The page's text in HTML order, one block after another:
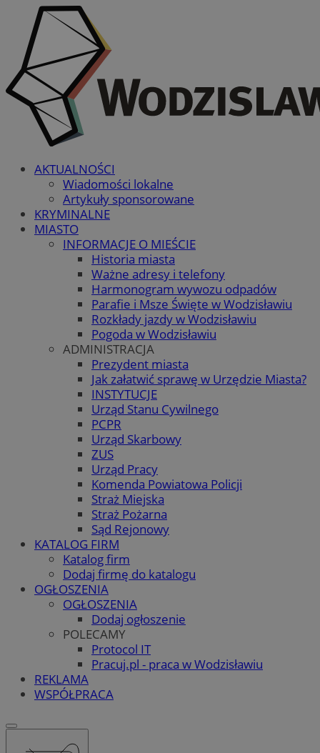
AKTUALNOŚCI
Wiadomości lokalne
Artykuły sponsorowane
KRYMINALNE
MIASTO
INFORMACJE O MIEŚCIE
Historia miasta
Ważne adresy i telefony
Harmonogram wywozu odpadów
Parafie i Msze Święte w Wodzisławiu
Rozkłady jazdy w Wodzisławiu
Pogoda w Wodzisławiu
ADMINISTRACJA
Prezydent miasta
Jak załatwić sprawę w Urzędzie Miasta?
INSTYTUCJE
Urząd Stanu Cywilnego
PCPR
Urząd Skarbowy
ZUS
Urząd Pracy
Komenda Powiatowa Policji
Straż Miejska
Straż Pożarna
Sąd Rejonowy
KATALOG FIRM
Katalog firm
Dodaj firmę do katalogu
OGŁOSZENIA
OGŁOSZENIA
Dodaj ogłoszenie
POLECAMY
Protocol IT
Pracuj.pl - praca w Wodzisławiu
REKLAMA
WSPÓŁPRACA